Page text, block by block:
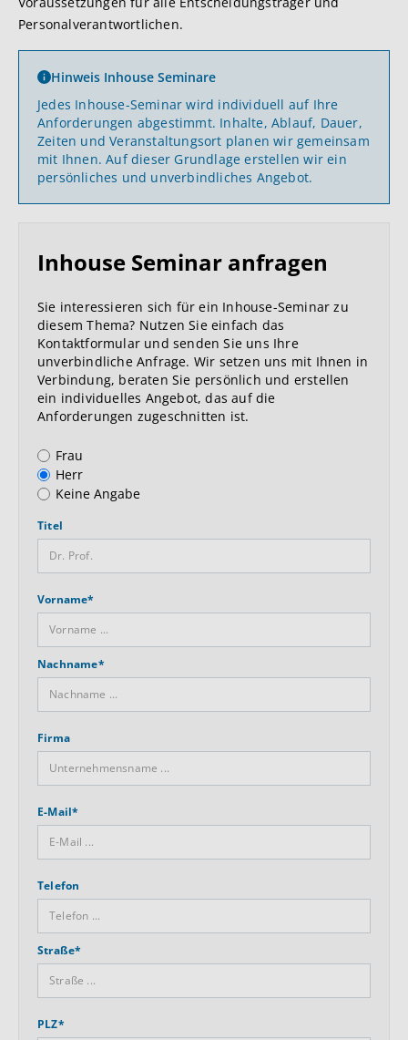
Personalverantwortlichen.
Hinweis Inhouse Seminare
Jedes Inhouse-Seminar wird individuell auf Ihre
Anforderungen abgestimmt. Inhalte, Ablauf, Dauer,
Zeiten und Veranstaltungsort planen wir gemeinsam
mit Ihnen. Auf dieser Grundlage erstellen wir ein
persönliches und unverbindliches Angebot.
Inhouse Seminar anfragen
Sie interessieren sich für ein Inhouse-Seminar zu
diesem Thema? Nutzen Sie einfach das
Kontaktformular und senden Sie uns Ihre
unverbindliche Anfrage. Wir setzen uns mit Ihnen in
Verbindung, beraten Sie persönlich und erstellen
ein individuelles Angebot, das auf die
Anforderungen zugeschnitten ist.
Anrede
Frau
Herr
Keine Angabe
Titel
Vorname*
Nachname*
Firma
E-Mail*
Telefon
Straße*
PLZ*